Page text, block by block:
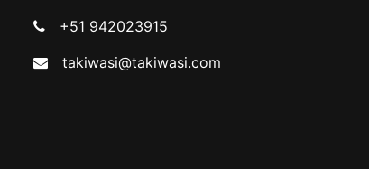
+51 942023915
takiwasi@takiwasi.com